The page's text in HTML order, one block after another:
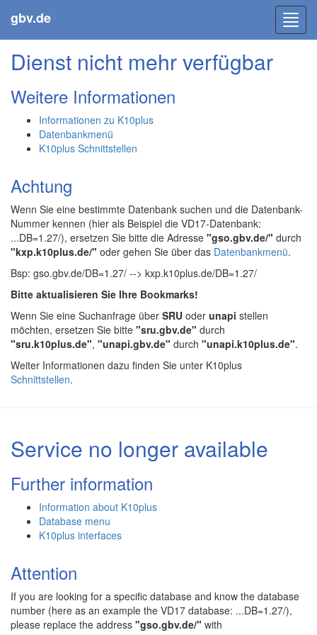
gbv.de
Dienst nicht mehr verfügbar
Weitere Informationen
Informationen zu K10plus
Datenbankmenü
K10plus Schnittstellen
Achtung
Wenn Sie eine bestimmte Datenbank suchen und die Datenbank-
Nummer kennen (hier als Beispiel die VD17-Datenbank:
...DB=1.27/), ersetzen Sie bitte die Adresse "gso.gbv.de/" durch
"kxp.k10plus.de/" oder gehen Sie über das Datenbankmenü.
Bsp: gso.gbv.de/DB=1.27/ --> kxp.k10plus.de/DB=1.27/
Bitte aktualisieren Sie Ihre Bookmarks!
Wenn Sie eine Suchanfrage über SRU oder unapi stellen
möchten, ersetzen Sie bitte "sru.gbv.de" durch
"sru.k10plus.de", "unapi.gbv.de" durch "unapi.k10plus.de".
Weiter Informationen dazu finden Sie unter K10plus
Schnittstellen.
Service no longer available
Further information
Information about K10plus
Database menu
K10plus interfaces
Attention
If you are looking for a specific database and know the database
number (here as an example the VD17 database: ...DB=1.27/),
please replace the address "gso.gbv.de/" with